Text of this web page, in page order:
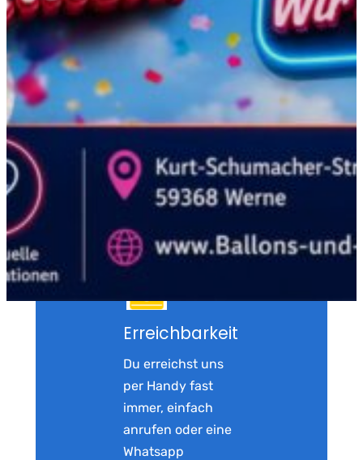
Erreichbarkeit
Du erreichst uns
per Handy fast
immer, einfach
anrufen oder eine
Whatsapp